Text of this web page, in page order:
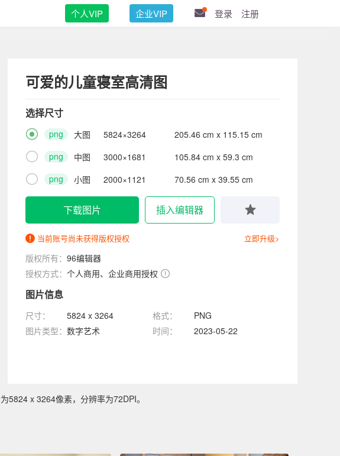
个人VIP 企业VIP 登录 注册
可爱的儿童寝室高清图
选择尺寸
 png 大图 5824×3264 205.46 cm x 115.15 cm
 png 中图 3000×1681 105.84 cm x 59.3 cm
 png 小图 2000×1121 70.56 cm x 39.55 cm
下载图片 插入编辑器
当前账号尚未获得版权授权 立即升级>
版权所有： 96编辑器
授权方式： 个人商用、企业商用授权
图片信息
尺寸： 5824 x 3264 格式：
PNG
图片类型： 数字艺术 时间： 2023-05-22
5824 x 3264像素，分辨率为72DPI。